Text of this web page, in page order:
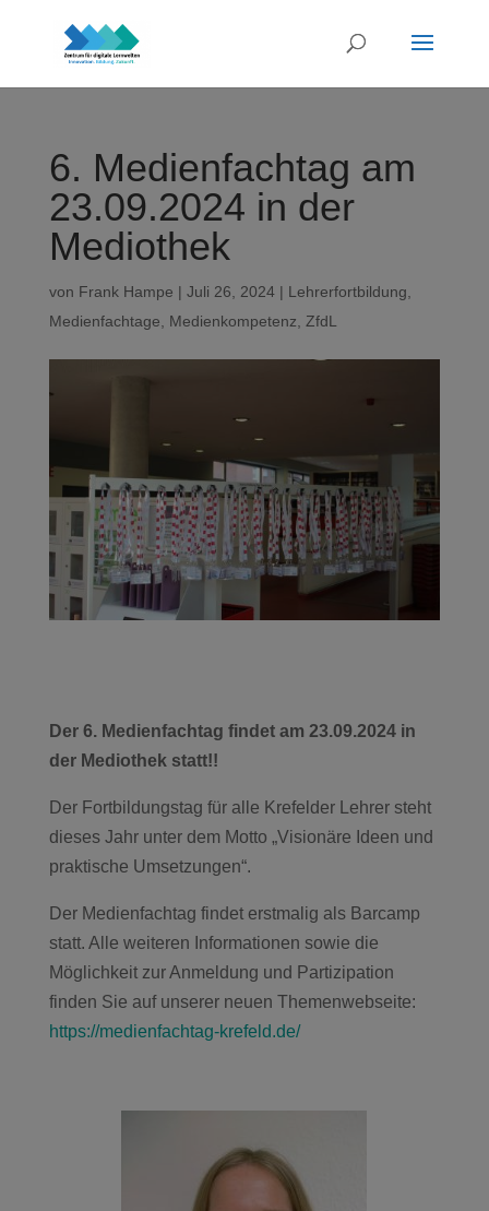
6. Medienfachtag am
23.09.2024 in der
Mediothek
von Frank Hampe | Juli 26, 2024| Lehrerfortbildung
Medienfachtage
Medienkompetenz ZfdL
Der 6. Medienfachtag findet am 23.09.2024 in
der Mediothek statt!!
Der Fortbildungstag für alle Krefelder Lehrer steht
dieses Jahr unter dem Motto „Visionäre Ideen und
praktische Umsetzungen“.
Der Medienfachtag findet erstmalig als Barcamp
statt. Alle weiteren Informationen sowie die
Möglichkeit zur Anmeldung und Partizipation
finden Sie auf unserer neuen Themenwebseite:
https://medienfachtag-krefeld.de/